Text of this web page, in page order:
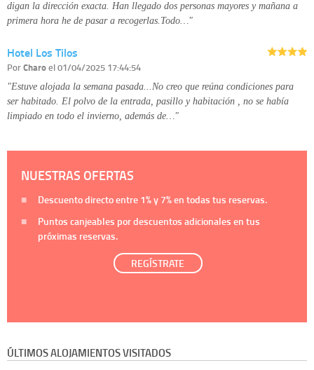
digan la dirección exacta. Han llegado dos personas mayores y mañana a
primera hora he de pasar a recogerlas.Todo…"
Hotel Los Tilos
PorCharoel 01/04/2025 17:44:54
"Estuve alojada la semana pasada...No creo que reúna condiciones para
ser habitado. El polvo de la entrada, pasillo y habitación , no se había
limpiado en todo el invierno, además de…"
NUESTRAS OFERTAS
Descuento directo entre 1%y 7%en todas tus reservas.
Puntos canjeables por descuentos adicionales en tus
próximas reservas.
REGÍSTRATE
ÚLTIMOS ALOJAMIENTOS VISITADOS